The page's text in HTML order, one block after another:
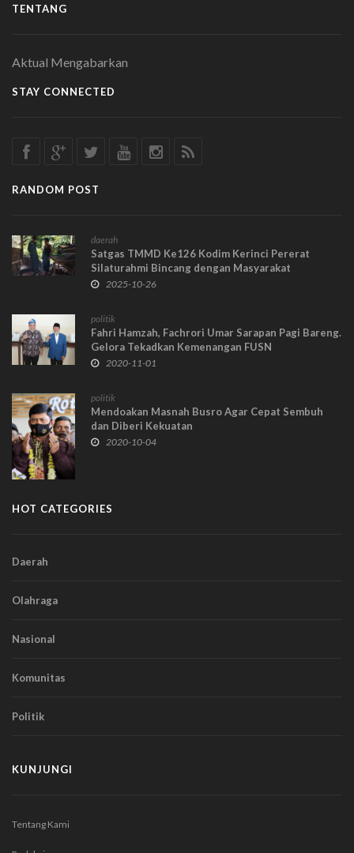
TENTANG
Aktual Mengabarkan
STAY CONNECTED
RANDOM POST
daerah
Satgas TMMD Ke126 Kodim Kerinci Pererat
Silaturahmi Bincang dengan Masyarakat
2025-10-26
politik
Fahri Hamzah, Fachrori Umar Sarapan Pagi Bareng.
Gelora Tekadkan Kemenangan FUSN
2020-11-01
politik
Mendoakan Masnah Busro Agar Cepat Sembuh
dan Diberi Kekuatan
2020-10-04
HOT CATEGORIES
Daerah
Olahraga
Nasional
Komunitas
Politik
KUNJUNGI
Tentang Kami